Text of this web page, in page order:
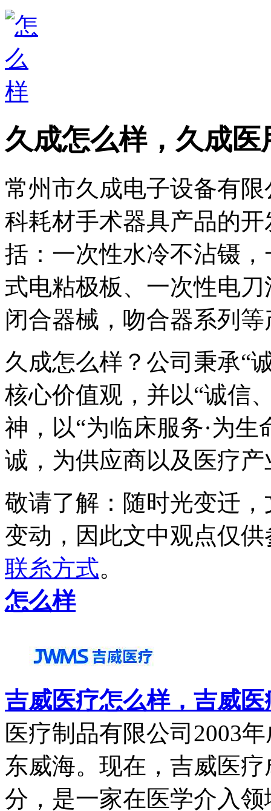
久成怎么样，久成
常州市久成电子设备有
科耗材手术器具产品的
括：一次性水冷不沾镊
式电粘极板、一次性电
闭合器械，吻合器系列等
久成怎么样？公司秉承“
核心价值观，并以“诚信
神，以“为临床服务·为
诚，为供应商以及医疗
敬请了解 ：随时光变迁
变动，因此文中观点仅供
联糸方式。
怎么样
吉威医疗怎么样，吉威
医疗制品有限公司2003
东威海。现在，吉威医
分，是一家在医学介入